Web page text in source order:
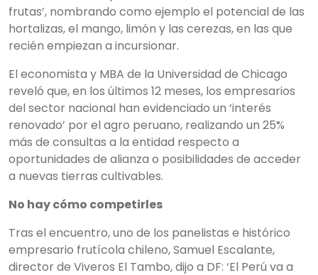
frutas’, nombrando como ejemplo el potencial de las
hortalizas, el mango, limón y las cerezas, en las que
recién empiezan a incursionar.
El economista y MBA de la Universidad de Chicago
reveló que, en los últimos 12 meses, los empresarios
del sector nacional han evidenciado un ‘interés
renovado’ por el agro peruano, realizando un 25%
más de consultas a la entidad respecto a
oportunidades de alianza o posibilidades de acceder
a nuevas tierras cultivables.
No hay cómo competirles
Tras el encuentro, uno de los panelistas e histórico
empresario frutícola chileno, Samuel Escalante,
director de Viveros El Tambo, dijo a DF: ‘El Perú va a